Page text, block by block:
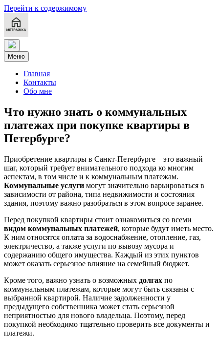
Перейти к содержимому
Меню
Главная
Контакты
Обо мне
Что нужно знать о коммунальных
платежах при покупке квартиры в
Петербурге?
Приобретение квартиры в Санкт-Петербурге – это важный
шаг, который требует внимательного подхода ко многим
аспектам, в том числе и к коммунальным платежам.
Коммунальные услуги могут значительно варьироваться в
зависимости от района, типа недвижимости и состояния
здания, поэтому важно разобраться в этом вопросе заранее.
Перед покупкой квартиры стоит ознакомиться со всеми
видом коммунальных платежей, которые будут иметь место.
К ним относятся оплата за водоснабжение, отопление, газ,
электричество, а также услуги по вывозу мусора и
содержанию общего имущества. Каждый из этих пунктов
может оказать серьезное влияние на семейный бюджет.
Кроме того, важно узнать о возможных долгах по
коммунальным платежам, которые могут быть связаны с
выбранной квартирой. Наличие задолженности у
предыдущего собственника может стать серьезной
неприятностью для нового владельца. Поэтому, перед
покупкой необходимо тщательно проверить все документы и
платежи.